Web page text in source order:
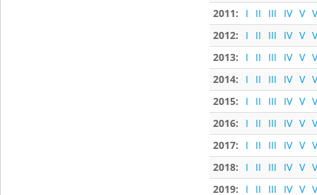
2011:
I II III IV V
2012:
I II III IV V
2013:
I II III IV V
2014:
I II III IV V
2015:
I II III IV V
2016:
I II III IV V
2017:
I II III IV V
2018:
I II III IV V
2019:
I II III IV V